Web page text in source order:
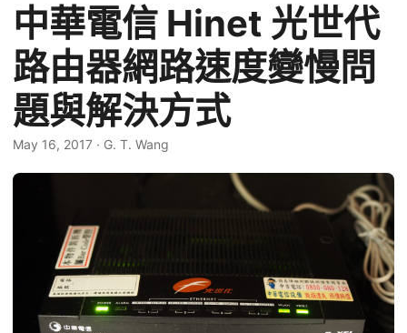
中華電信 Hinet 光世代
路由器網路速度變慢問
題與解決方式
May 16, 2017 · G. T. Wang